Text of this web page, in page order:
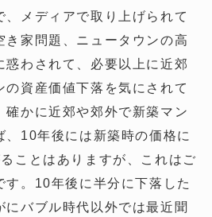
、メディアで取り上げられて
き家問題、ニュータウンの高
惑わされて、必要以上に近郊
の資産価値下落を気にされて
確かに近郊や郊外で新築マン
、10年後には新築時の価格に
ことはありますが、これはご
す。10年後に半分に下落した
にバブル時代以外では最近聞